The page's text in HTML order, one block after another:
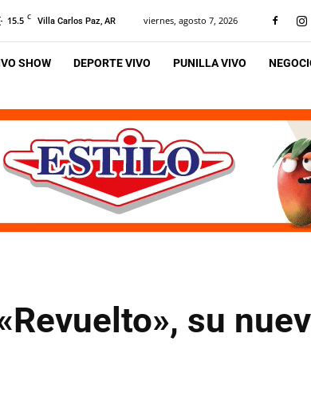
15.5 C Villa Carlos Paz, AR viernes, agosto 7, 2026
SHOW DEPORTE VIVO PUNILLA VIVO
su